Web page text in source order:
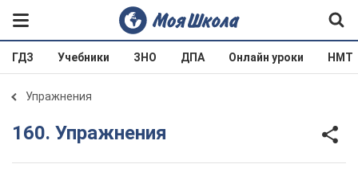
ГДЗ Учебники ЗНО ДПА Онлайн уроки НМТ
Упражнения
160. Упражнения